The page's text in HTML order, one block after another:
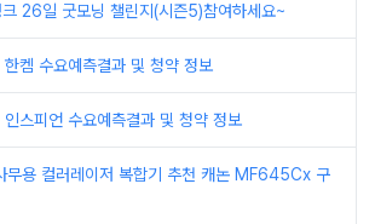
크 26일 굿모닝 챌린지(시즌5)참여하세요~
한켐 수요예측결과 및 청약 정보
인스피언 수요예측결과 및 청약 정보
무용 컬러레이저 복합기 추천 캐논 MF645Cx 구